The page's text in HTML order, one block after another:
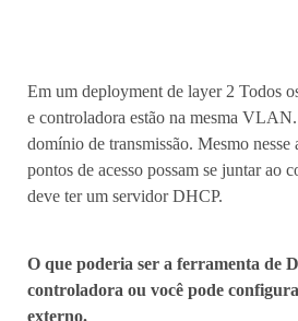
Em um deployment de layer 2 Todos
e controladora estão na mesma
domínio de transmissão. Mesmo nesse
pontos de acesso possam se juntar ao
deve ter um servidor DHCP.
O que poderia ser a ferramenta de
controladora ou você pode
externo.